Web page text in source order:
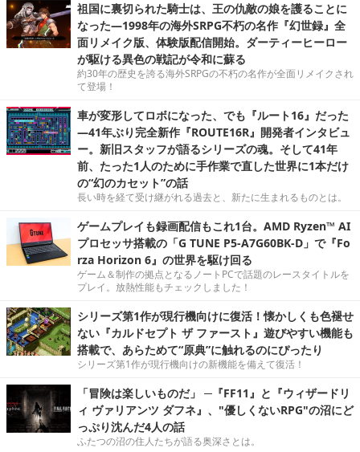
祖国に裏切られた騎士は、王の仇敵の娘を護ることに
なった―1998年の海外SRPG不朽の名作『幻世録』全
面リメイク版、体験版配信開始。ダーティーヒーロー
が駆ける異色の戦記が令和に蘇る
約30年の歴史を誇る海外SRPGの不朽の名作が全面リメイクされ
て登場！
車が変形してロボになった、でも『ルート16』だった
―41年ぶり完全新作『ROUTE16R』開発者インタビュ
ー。新旧スタッフが語るシリーズの魂。そして41年
前、たった1人のために手作業で直した世界に1本だけ
の“幻のカセット”の話
長い時を経て受け継がれる過去と、新たに生まれるものとは。
ゲームプレイも録画配信もこれ1台。AMD Ryzen™ AI
プロセッサ搭載の「G TUNE P5-A7G60BK-D」で『Fo
rza Horizon 6』の世界を駆け回る
ゲーム＆制作の拠点となるノートPCで話題のレースタイトルを
プレイ。放熱性能もチェックしました！
シリーズ第1作が現行機向けに復活！懐かしくも色褪せ
ない『カルドセプト ザ ファースト』遊びやすい機能も
搭載で、あらためて“原典”に触れるのにぴったり
シリーズ第1作が現行機向けの新機能を備えて復活！
「冒険は楽しいものだ」 ─『FF11』と『ウィザードリ
ィ ヴァリアンツ ダフネ』、"優しくないRPG"の沼にど
っぷり沈んだ4人の話
ふたつの沼の住人たちが語る奥深さとは。